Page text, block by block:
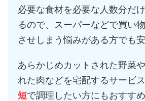
必要な食材を必要な人数分だ
るので、スーパーなどで買い
させしまう悩みがある方でも安
あらかじめカットされた野菜
れた肉などを宅配するサービス
短で調理したい方にもおすすめ